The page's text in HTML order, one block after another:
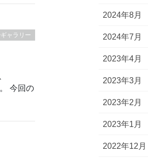
ャラリー
今回の
2024年8月
2024年7月
2023年4月
2023年3月
2023年2月
2023年1月
2022年12月